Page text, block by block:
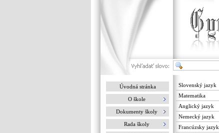
Úvodná stránka
O škole
Dokumenty školy
Rada školy
Slovenský jazyk
Matematika
Anglický jazyk
Nemecký jazyk
Francúzsky jazyk